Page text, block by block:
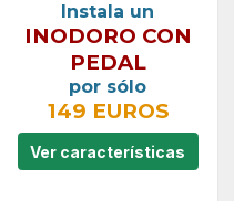
Instala un
INODORO CON
PEDAL
por sólo
149 EUROS
Ver características